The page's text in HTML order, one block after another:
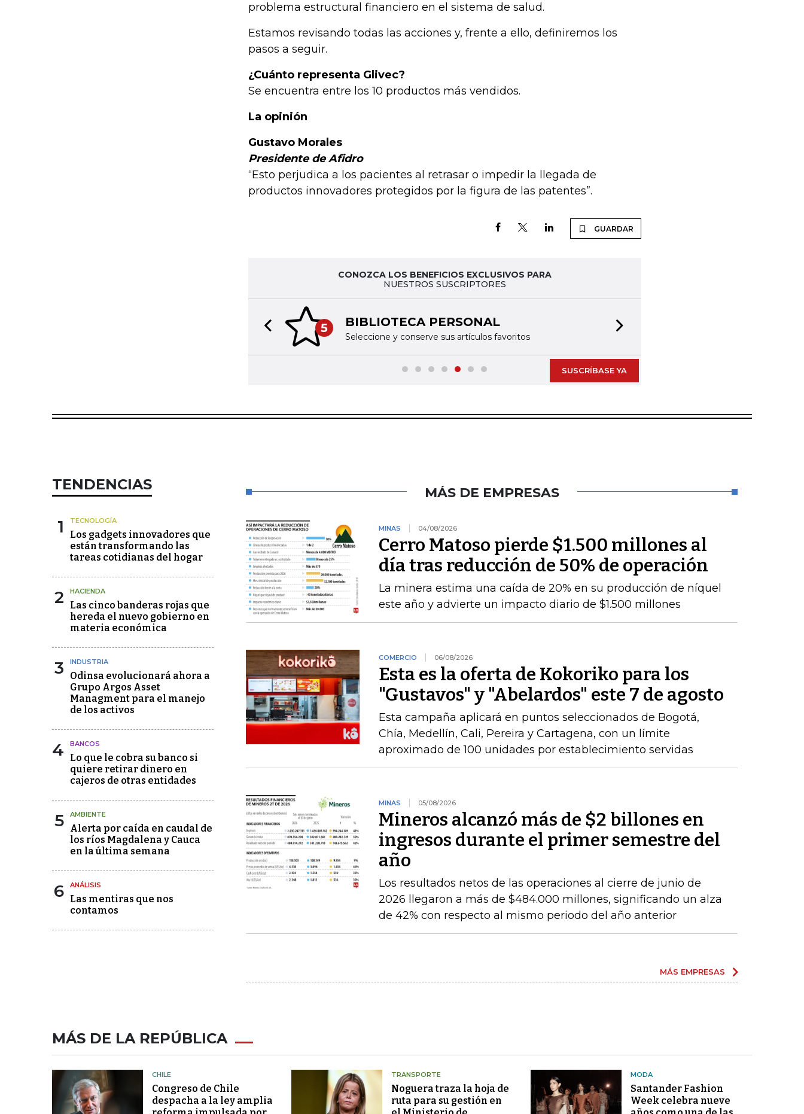
problema estructural financiero en el sistema de salud.
Estamos revisando todas las acciones y, frente a ello, definiremos los
pasos a seguir.
¿Cuánto representa Glivec?
Se encuentra entre los 10 productos más vendidos.
La opinión
Gustavo Morales
Presidente de Afidro
“Esto perjudica a los pacientes al retrasar o impedir la llegada de
productos innovadores protegidos por la figura de las patentes”.
GUARDAR
CONOZCA LOS BENEFICIOS EXCLUSIVOS PARA
NUESTROS SUSCRIPTORES
5 BIBLIOTECA PERSONAL
Seleccione y conserve sus artículos favoritos
Previous slide
SUSCRÍBASE YA
TENDENCIAS
1 TECNOLOGÍA
Los gadgets innovadores que
están transformando las
tareas cotidianas del hogar
2 HACIENDA
Las cinco banderas rojas que
hereda el nuevo gobierno en
materia económica
3 INDUSTRIA
Odinsa evolucionará ahora a
Grupo Argos Asset
Managment para el manejo
de los activos
4 BANCOS
Lo que le cobra su banco si
quiere retirar dinero en
cajeros de otras entidades
5 AMBIENTE
Alerta por caída en caudal de
los ríos Magdalena y Cauca
en la última semana
6 ANÁLISIS
Las mentiras que nos
contamos
MÁS DE EMPRESAS
MINAS 04/08/2026
Cerro Matoso pierde $1.500 millones al
día tras reducción de 50% de operación
La minera estima una caída de 20% en su producción de níquel
este año y advierte un impacto diario de $1.500 millones
COMERCIO 06/08/2026
Esta es la oferta de Kokoriko para los
"Gustavos" y "Abelardos" este 7 de agosto
Esta campaña aplicará en puntos seleccionados de Bogotá,
Chía, Medellín, Cali, Pereira y Cartagena, con un límite
aproximado de 100 unidades por establecimiento servidas
MINAS 05/08/2026
Mineros alcanzó más de $2 billones en
ingresos durante el primer semestre del
año
Los resultados netos de las operaciones al cierre de junio de
2026 llegaron a más de $484.000 millones, significando un alza
de 42% con respecto al mismo periodo del año anterior
MÁS EMPRESAS
MÁS DE LA REPÚBLICA
CHILE
Congreso de Chile
despacha a la ley amplia
TRANSPORTE
Noguera traza la hoja de
ruta para su gestión en
MODA
Santander Fashion
Week celebra nueve